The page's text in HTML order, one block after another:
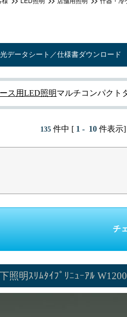
データシート／仕様書ダウンロード
ス用LED照明マルチコンパクト
135件中 [ 1 - 10件表示]
照明ｽﾘﾑﾀｲﾌﾟﾘﾆｭｰｱﾙ